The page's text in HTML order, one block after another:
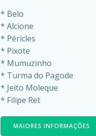
* Belo
* Alcione
* Péricles
* Pixote
* Mumuzinho
* Turma do Pagode
* Jeito Moleque
* Filipe Ret
MAIORES INFORMAÇÕES